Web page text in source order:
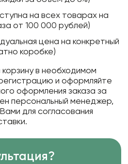
на всех товарах на
от 100 000 рублей)
цена на конкретный
коробке)
в необходимом
и оформляйте
оформления заказа за
персональный менеджер,
для согласования